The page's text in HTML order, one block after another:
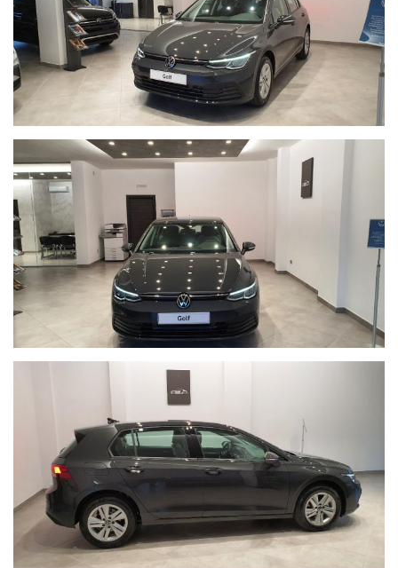
- PH2 Climatizzatore Automatico Bi-zona Air Care
- 4I3 Keyless - Sistema di apertura/Chiusura e avviamento
senza chiavi
- 7X2 Park Pilot-Sensori di parcheggio anteriori e posteriori
- FVR Volante Multifunzione in pelle
- EA5 Volkswagen Extratime 2 anni fino ad 80.000 KM
approfondito.
Modalità di pagamento flessibili con Finanziamenti o Leasing
studiati sulle reali esigenze del cliente proposti da Consulenti
altamente qualificati.
N.B. Nonostante il nostro impegno per garantire l’accuratezza
delle informazioni sulla vettura, la dotazione tecnica e gli
accessori indicati nella presente scheda potrebbero non
coincidere con l’effettivo equipaggiamento, a causa della non
uniformità dei dati pubblicati dai diversi portali. Vi invitiamo
pertanto a verificare di persona, via telefono o via mail le
caratteristiche dello specifico veicolo. Eventuali incongruenze
tra le caratteristiche presentate nella scheda descrittiva e le
effettive dotazioni non sono imputabili alla volontà della
AutoKlass e non costituiscono in alcun modo un vincolo
contrattuale per il venditore
Ulteriori informazioni al N. 347-2129641